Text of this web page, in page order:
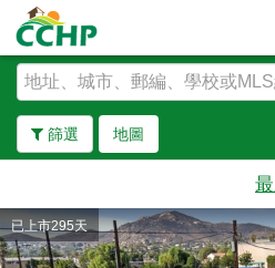
篩選 地圖
去除邊界
已上市295天